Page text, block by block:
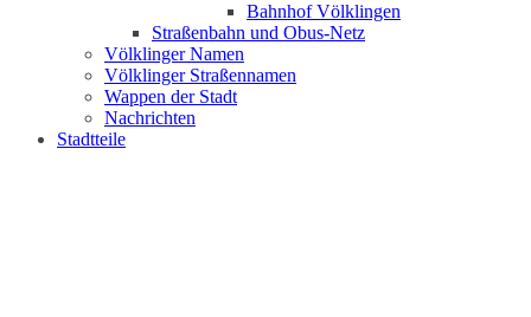
Bahnhof Völklingen
Straßenbahn und Obus-Netz
Völklinger Namen
Völklinger Straßennamen
Wappen der Stadt
Nachrichten
Stadtteile